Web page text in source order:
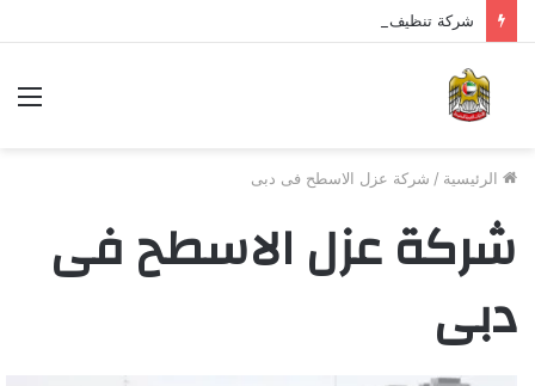
شركة تنظيف مكيفات في الشارقة 0543324600 خصم 40%
الرئيسية / شركة عزل الاسطح فى دبى
شركة عزل الاسطح فى
دبى